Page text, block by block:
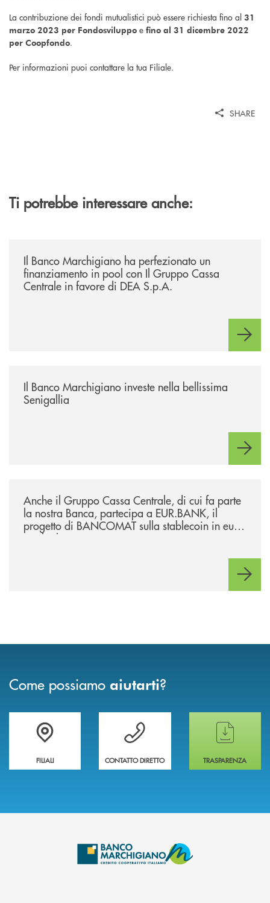
La contribuzione dei fondi mutualistici può essere richiesta fino al 31
marzo 2023 per Fondosviluppo e fino al 31 dicembre 2022
per Coopfondo.
Per informazioni puoi contattare la tua Filiale.
SHARE
Ti potrebbe interessare anche:
Il Banco Marchigiano ha perfezionato un
finanziamento in pool con Il Gruppo Cassa
Centrale in favore di DEA S.p.A.
Il Banco Marchigiano investe nella bellissima
Senigallia
Anche il Gruppo Cassa Centrale, di cui fa parte
la nostra Banca, partecipa a EUR.BANK, il
progetto di BANCOMAT sulla stablecoin in euro
e sul relativo ecosistema
Come possiamo aiutarti?
Trova la filiale più vicina a te
FILIALI
Hai bisogno di assistenza immediata ?
CONTATTO DIRETTO
Hai bisogno di
TRASPARENZA